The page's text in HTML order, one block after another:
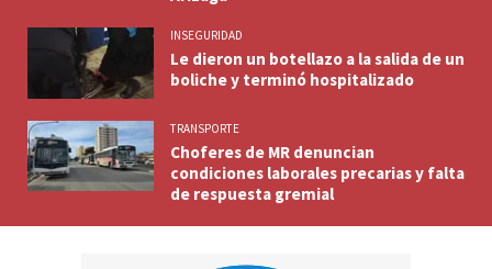
INSEGURIDAD
Le dieron un botellazo a la salida de un
boliche y terminó hospitalizado
TRANSPORTE
Choferes de MR denuncian
condiciones laborales precarias y falta
de respuesta gremial